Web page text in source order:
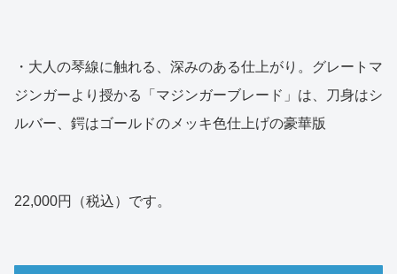
・大人の琴線に触れる、深みのある仕上がり。グレートマ
ジンガーより授かる「マジンガーブレード」は、刀身はシ
ルバー、鍔はゴールドのメッキ色仕上げの豪華版
22,000円（税込）です。